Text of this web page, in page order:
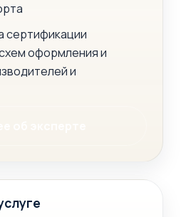
сертификации
оформления и
и